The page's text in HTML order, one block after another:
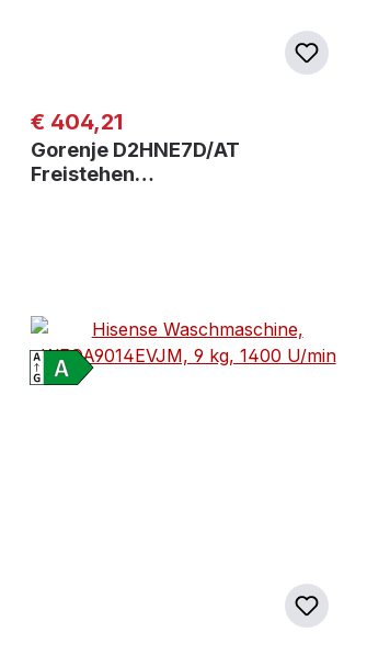
Regulärer Preis:
€ 404,21
Gorenje D2HNE7D/AT
Freistehen…